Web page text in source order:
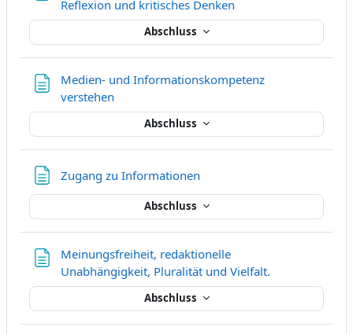
Reflexion und kritisches Denken
Abschluss
Medien- und Informationskompetenz
verstehen
Abschluss
Zugang zu Informationen
Abschluss
Meinungsfreiheit, redaktionelle
Unabhängigkeit, Pluralität und Vielfalt.
Abschluss